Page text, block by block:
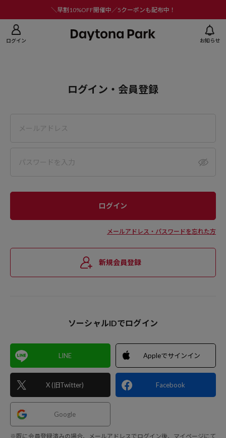
＼早割10%OFF開催中／5クーポンも配布中！
ログイン お知らせ
ログイン・会員登録
メールアドレス・パスワードを忘れた方
新規会員登録
ソーシャルIDでログイン
LINE
X (旧Twitter)
Appleでサインイン
Facebook
Google
※既に会員登録済みの場合、メールアドレスでログイン後、マイページにて